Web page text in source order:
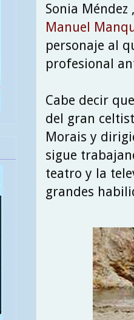
Sonia Méndez
Manuel
personaje al
profesional
Cabe decir
del gran
Morais y
sigue
teatro y la
grandes